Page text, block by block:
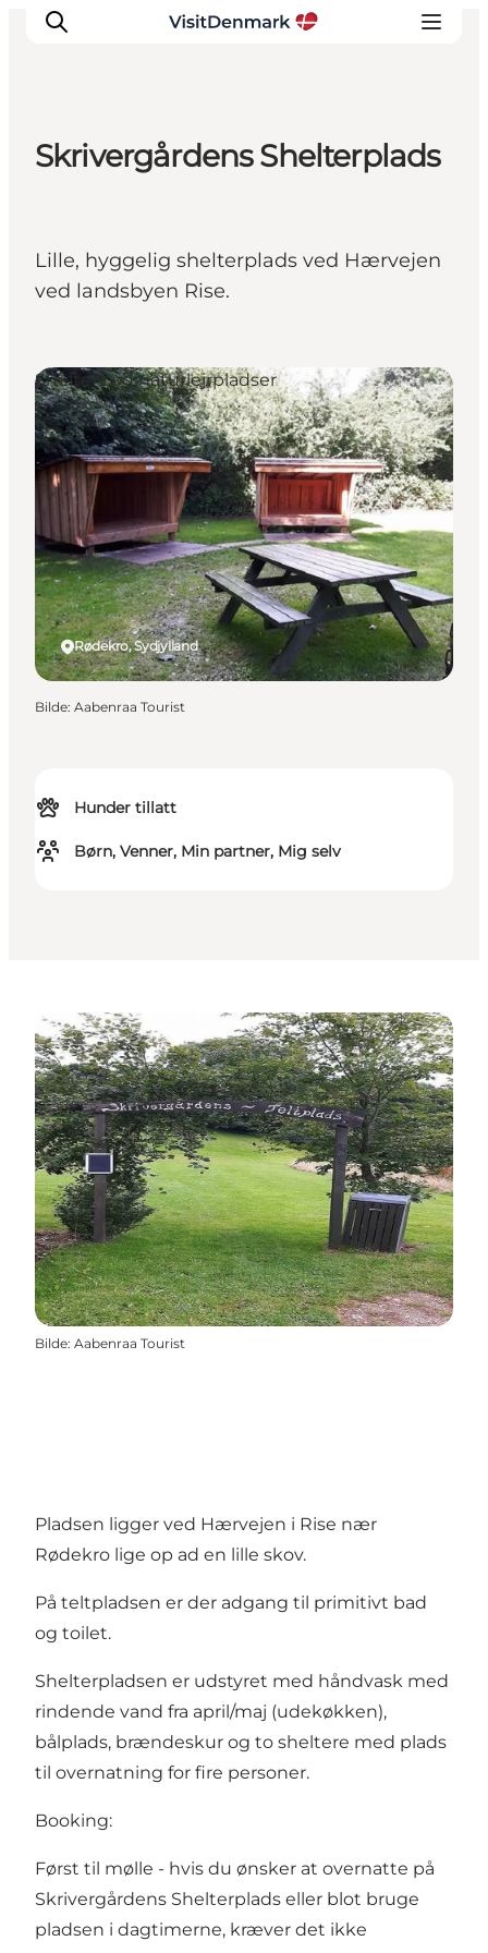
Aktiviteter
Overnatting
Planlegg reisen
Skrivergårdens Shelterplads
Lille, hyggelig shelterplads ved Hærvejen
ved landsbyen Rise.
Hunder tillatt
Børn, Venner, Min partner, Mig selv
Rødekro, Sydjylland
Shelters og naturlejrpladser
Bilde: Aabenraa Tourist
Bilde: Aabenraa Tourist
Pladsen ligger ved Hærvejen i Rise nær
Rødekro lige op ad en lille skov.
På teltpladsen er der adgang til primitivt bad
og toilet.
Shelterpladsen er udstyret med håndvask med
rindende vand fra april/maj (udekøkken),
bålplads, brændeskur og to sheltere med plads
til overnatning for fire personer.
Booking:
Først til mølle - hvis du ønsker at overnatte på
Skrivergårdens Shelterplads eller blot bruge
pladsen i dagtimerne, kræver det ikke